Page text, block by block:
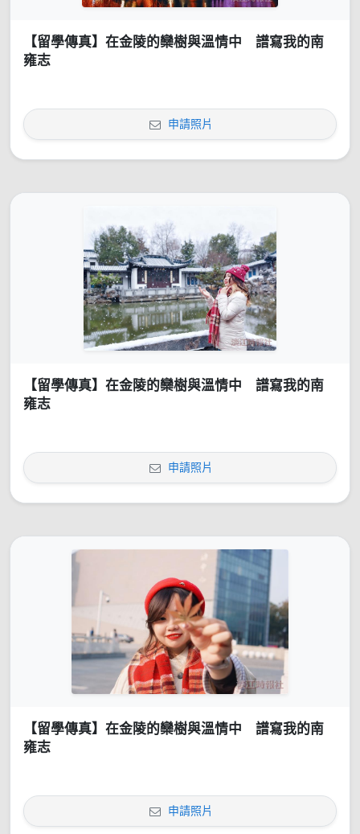
【留學傳真】在金陵的欒樹與溫情中 譜寫我的南
雍志
申請照片
【留學傳真】在金陵的欒樹與溫情中 譜寫我的南
雍志
申請照片
【留學傳真】在金陵的欒樹與溫情中 譜寫我的南
雍志
申請照片